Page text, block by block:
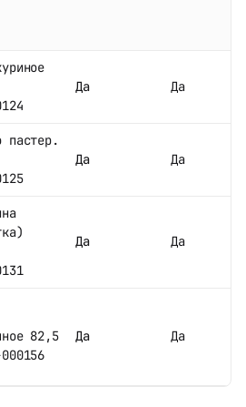
Да Да
пастер.
Да Да
Да Да
82,5
Да Да